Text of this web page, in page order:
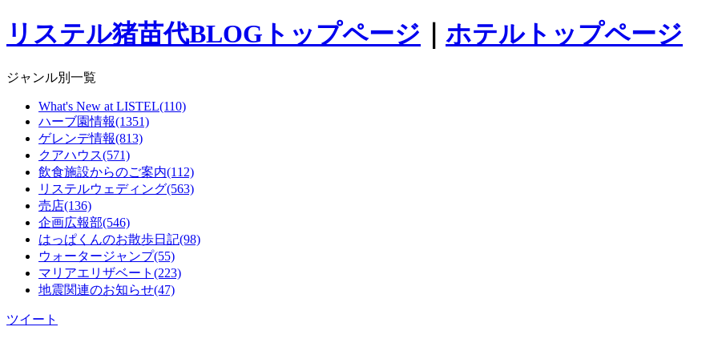
リステル猪苗代BLOGトップページ ホテルトップページ
ジャンル別一覧
What's New at LISTEL(110)
ハーブ園情報(1351)
ゲレンデ情報(813)
クアハウス(571)
飲食施設からのご案内(112)
リステルウェディング(563)
売店(136)
企画広報部(546)
はっぱくんのお散歩日記(98)
ウォータージャンプ(55)
マリアエリザベート(223)
地震関連のお知らせ(47)
ツイート